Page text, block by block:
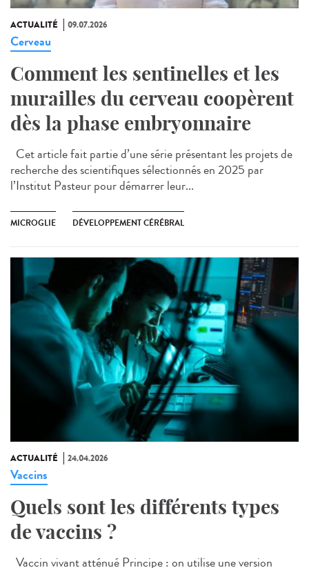
ACTUALITÉ 09.07.2026
Cerveau
Comment les sentinelles et les
murailles du cerveau coopèrent
dès la phase embryonnaire
Cet article fait partie d’une série présentant les projets de
recherche des scientifiques sélectionnés en 2025 par
l’Institut Pasteur pour démarrer leur...
MICROGLIE DÉVELOPPEMENT CÉRÉBRAL
ACTUALITÉ 24.04.2026
Vaccins
Quels sont les différents types
de vaccins ?
Vaccin vivant atténué Principe : on utilise une version